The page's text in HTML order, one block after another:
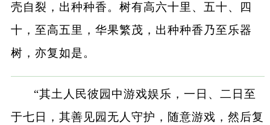
壳自裂，出种种香。树有高六十里、五十、四
十，至高五里，华果繁茂，出种种香乃至乐器
树，亦复如是。
“其土人民彼园中游戏娱乐，一日、二日至
于七日，其善见园无人守护，随意游戏，然后复